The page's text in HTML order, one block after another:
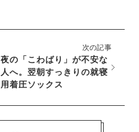
次の記事
夜の「こわばり」が不安な
人へ。翌朝すっきりの就寝
用着圧ソックス